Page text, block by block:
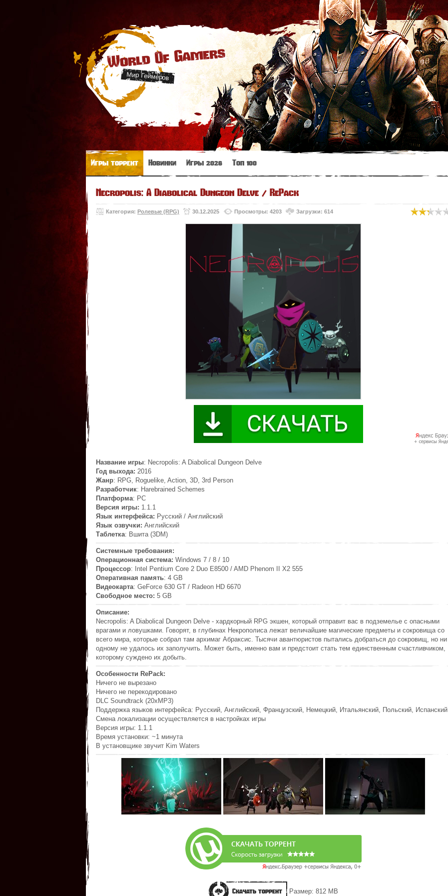
World Of Gamers
Мир Геймеров
Игры торрент Новинки Игры 2026 Топ 100
Necropolis: A Diabolical Dungeon Delve / RePack
Категория: Ролевые (RPG) 30.12.2025 Просмотры: 4203 Загрузки: 614
Название игры: Necropolis: A Diabolical Dungeon Delve
Год выхода: 2016
Жанр: RPG, Roguelike, Action, 3D, 3rd Person
Разработчик: Harebrained Schemes
Платформа: PC
Версия игры: 1.1.1
Язык интерфейса: Русский / Английский
Язык озвучки: Английский
Таблетка: Вшита (3DM)
Системные требования:
Операционная система: Windows 7 / 8 / 10
Процессор: Intel Pentium Core 2 Duo E8500 / AMD Phenom II X2 555
Оперативная память: 4 GB
Видеокарта: GeForce 630 GT / Radeon HD 6670
Свободное место: 5 GB
Описание:
Necropolis: A Diabolical Dungeon Delve - хардкорный RPG экшен, который отправит вас в подземелье с опасными
врагами и ловушками. Говорят, в глубинах Некрополиса лежат величайшие магические предметы и сокровища со
всего мира, которые собрал там архимаг Абраксис. Тысячи авантюристов пытались добраться до сокровищ, но ни
одному не удалось их заполучить. Может быть, именно вам и предстоит стать тем единственным счастливчиком,
которому суждено их добыть.
Особенности RePack:
Ничего не вырезано
Ничего не перекодировано
DLC Soundtrack (20хМР3)
Поддержка языков интерфейса: Русский, Английский, Французский, Немецкий, Итальянский, Польский, Испанский
Смена локализации осуществляется в настройках игры
Версия игры: 1.1.1
Время установки: ~1 минута
В установщике звучит Kim Waters
Скачать торрент Размер: 812 MB